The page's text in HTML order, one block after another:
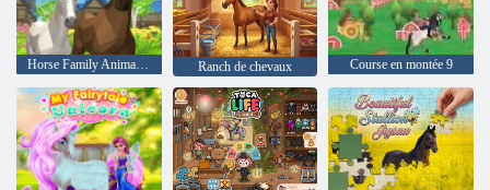
Horse Family Animal Simulator 3D Ranch de chevaux Course en montée 9